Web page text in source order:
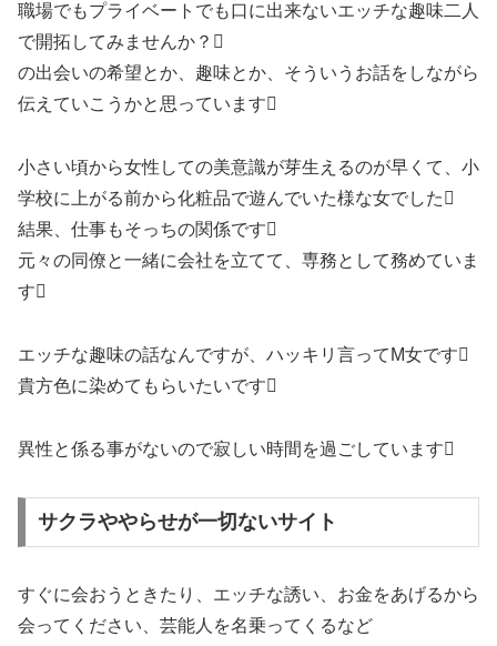
職場でもプライベートでも口に出来ないエッチな趣味二人
で開拓してみませんか？
の出会いの希望とか、趣味とか、そういうお話をしながら
伝えていこうかと思っています
小さい頃から女性しての美意識が芽生えるのが早くて、小
学校に上がる前から化粧品で遊んでいた様な女でした
結果、仕事もそっちの関係です
元々の同僚と一緒に会社を立てて、専務として務めていま
す
エッチな趣味の話なんですが、ハッキリ言ってM女です
貴方色に染めてもらいたいです
異性と係る事がないので寂しい時間を過ごしています
サクラややらせが一切ないサイト
すぐに会おうときたり、エッチな誘い、お金をあげるから
会ってください、芸能人を名乗ってくるなど